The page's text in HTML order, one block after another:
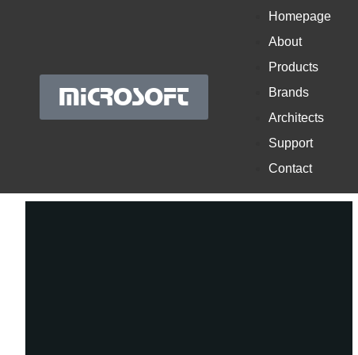
MICROSOFT
Homepage
About
Products
Brands
Architects
Support
Contact